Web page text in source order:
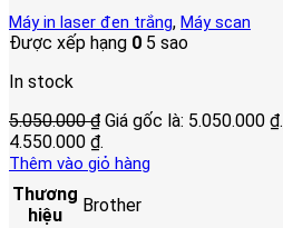
Máy in laser đen trắng, Máy scan
Được xếp hạng 0 5 sao
In stock
5.050.000₫ Giá gốc là: 5.050.000 ₫.
4.550.000 ₫.
Thêm vào giỏ hàng
Thương
hiệu
Brother